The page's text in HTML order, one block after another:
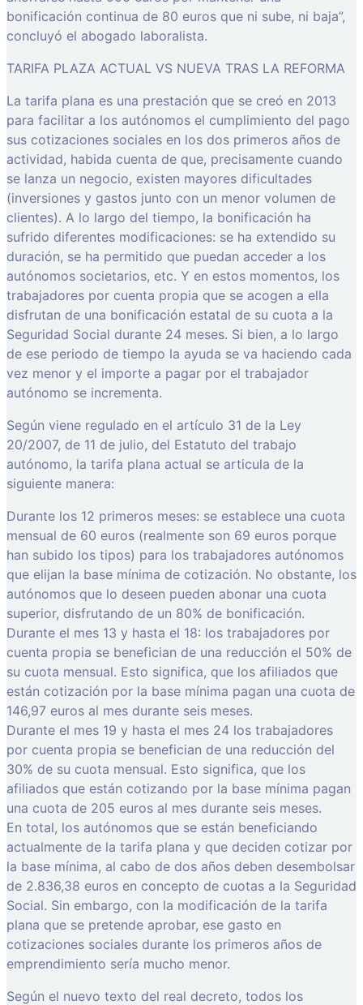
bonificación continua de 80 euros que ni sube, ni baja”,
concluyó el abogado laboralista.
TARIFA PLAZA ACTUAL VS NUEVA TRAS LA REFORMA
La tarifa plana es una prestación que se creó en 2013
para facilitar a los autónomos el cumplimiento del pago
sus cotizaciones sociales en los dos primeros años de
actividad, habida cuenta de que, precisamente cuando
se lanza un negocio, existen mayores dificultades
(inversiones y gastos junto con un menor volumen de
clientes). A lo largo del tiempo, la bonificación ha
sufrido diferentes modificaciones: se ha extendido su
duración, se ha permitido que puedan acceder a los
autónomos societarios, etc. Y en estos momentos, los
trabajadores por cuenta propia que se acogen a ella
disfrutan de una bonificación estatal de su cuota a la
Seguridad Social durante 24 meses. Si bien, a lo largo
de ese periodo de tiempo la ayuda se va haciendo cada
vez menor y el importe a pagar por el trabajador
autónomo se incrementa.
Según viene regulado en el artículo 31 de la Ley
20/2007, de 11 de julio, del Estatuto del trabajo
autónomo, la tarifa plana actual se articula de la
siguiente manera:
Durante los 12 primeros meses: se establece una cuota
mensual de 60 euros (realmente son 69 euros porque
han subido los tipos) para los trabajadores autónomos
que elijan la base mínima de cotización. No obstante, los
autónomos que lo deseen pueden abonar una cuota
superior, disfrutando de un 80% de bonificación.
Durante el mes 13 y hasta el 18: los trabajadores por
cuenta propia se benefician de una reducción el 50% de
su cuota mensual. Esto significa, que los afiliados que
están cotización por la base mínima pagan una cuota de
146,97 euros al mes durante seis meses.
Durante el mes 19 y hasta el mes 24 los trabajadores
por cuenta propia se benefician de una reducción del
30% de su cuota mensual. Esto significa, que los
afiliados que están cotizando por la base mínima pagan
una cuota de 205 euros al mes durante seis meses.
En total, los autónomos que se están beneficiando
actualmente de la tarifa plana y que deciden cotizar por
la base mínima, al cabo de dos años deben desembolsar
de 2.836,38 euros en concepto de cuotas a la Seguridad
Social. Sin embargo, con la modificación de la tarifa
plana que se pretende aprobar, ese gasto en
cotizaciones sociales durante los primeros años de
emprendimiento sería mucho menor.
Según el nuevo texto del real decreto, todos los